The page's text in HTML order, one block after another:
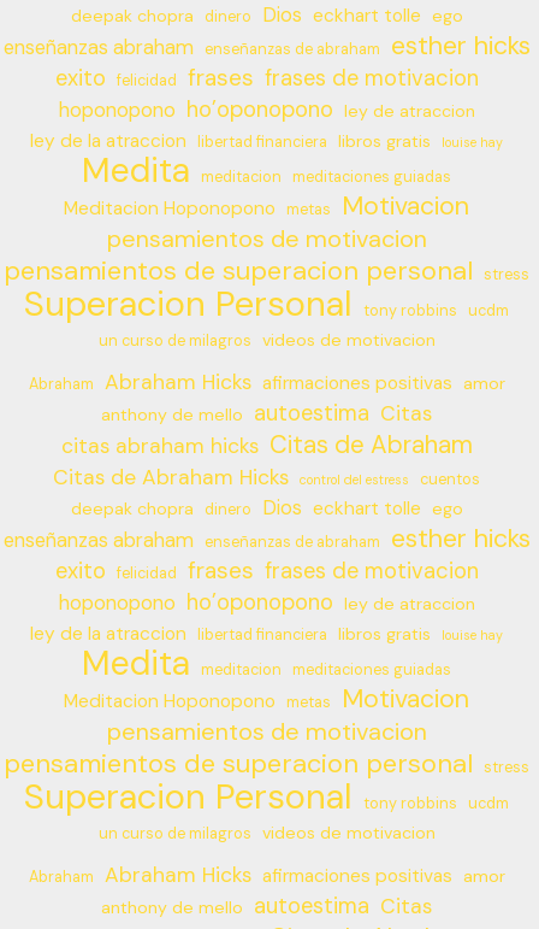
deepak chopra dinero Dios eckhart tolle ego
enseñanzas abraham enseñanzas de abraham esther hicks
exito felicidad frases frases de motivacion
hoponopono ho’oponopono ley de atraccion
ley de la atraccion libertad financiera libros gratis louise hay
Medita meditacion meditaciones guiadas
Meditacion Hoponopono metas Motivacion
pensamientos de motivacion
pensamientos de superacion personal stress
Superacion Personal tony robbins
ucdm
un curso de milagros
videos de motivacion
Abraham Abraham Hicks afirmaciones positivas
amor
anthony de mello
autoestima Citas
citas abraham hicks Citas de Abraham
Citas de Abraham Hicks control del estress cuentos
deepak chopra dinero Dios eckhart tolle ego
enseñanzas abraham enseñanzas de abraham esther hicks
exito felicidad frases frases de motivacion
hoponopono ho’oponopono ley de atraccion
ley de la atraccion libertad financiera libros gratis louise hay
Medita meditacion meditaciones guiadas
Meditacion Hoponopono metas Motivacion
pensamientos de motivacion
pensamientos de superacion personal stress
Superacion Personal tony robbins
ucdm
un curso de milagros
videos de motivacion
Abraham Abraham Hicks afirmaciones positivas
amor
anthony de mello
autoestima Citas